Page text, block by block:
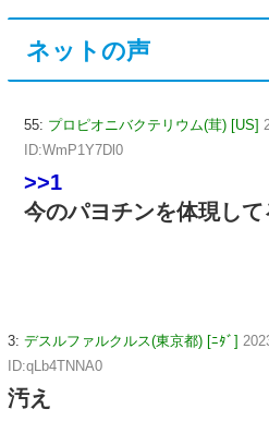
ネットの声
55: プロピオニバクテリウム(茸) [US]
ID:WmP1Y7Dl0
>>1
今のパヨチンを体現し
3: デスルファルクルス(東京都) [ﾆﾀﾞ]
ID:qLb4TNNA0
汚え